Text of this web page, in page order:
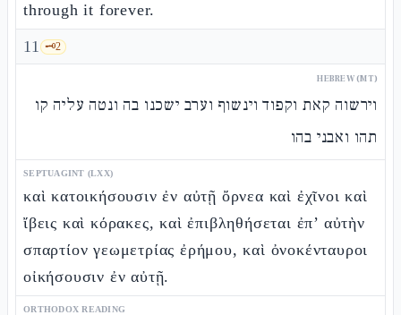
through it forever.
11 🗝️2
HEBREW (MT)
וירשוה קאת וקפוד וינשוף וערב ישכנו בה ונטה עליה קו
תהו ואבני בהו
SEPTUAGINT (LXX)
καὶ κατοικήσουσιν ἐν αὐτῇ ὄρνεα καὶ ἐχῖνοι καὶ
ἴβεις καὶ κόρακες, καὶ ἐπιβληθήσεται ἐπ’ αὐτὴν
σπαρτίον γεωμετρίας ἐρήμου, καὶ ὀνοκένταυροι
οἰκήσουσιν ἐν αὐτῇ.
ORTHODOX READING